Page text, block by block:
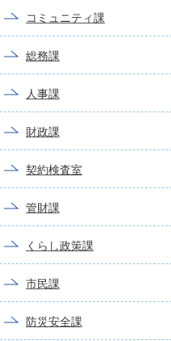
コミュニティ課
総務課
人事課
財政課
契約検査室
管財課
くらし政策課
市民課
防災安全課